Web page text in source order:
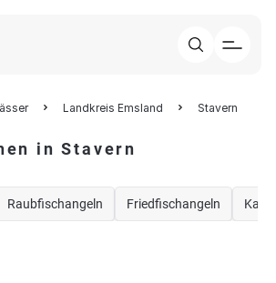
Landkreis Emsland Stavern
in Stavern
Raubfischangeln Friedfischangeln